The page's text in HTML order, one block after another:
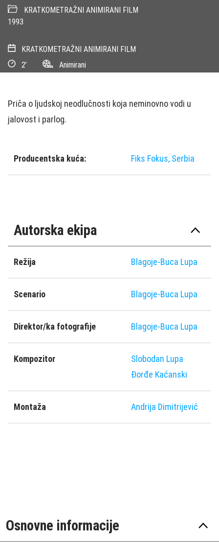
KRATKOMETRAŽNI ANIMIRANI FILM
1993
KRATKOMETRAŽNI ANIMIRANI FILM
2’
Animirani
Priča o ljudskoj neodlučnosti koja neminovno vodi u
jalovost i parlog.
Producentska kuća: Fiks Fokus, Serbia
Autorska ekipa
Režija Blagoje-Buca Lupa
Scenario Blagoje-Buca Lupa
Direktor/ka fotografije Blagoje-Buca Lupa
Kompozitor
Slobodan Lupa
Ðorđe Kaćanski
Montaža Andrija Dimitrijević
Osnovne informacije